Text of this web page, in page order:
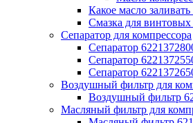
Какое масло
Смазка для винтовых
Сепаратор для компрессора
Сепаратор
Сепаратор
Сепаратор
Воздушный фильтр для
Воздушный фильтр
Масляный фильтр для